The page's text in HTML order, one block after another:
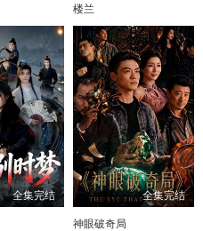
楼兰
全集完结 全集完结
神眼破奇局